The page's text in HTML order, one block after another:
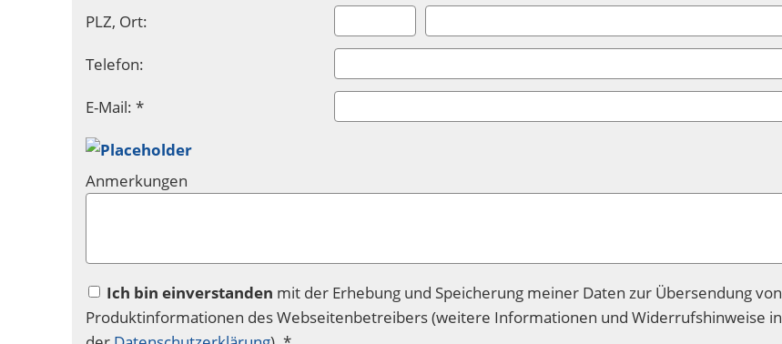
PLZ, Ort:
Telefon:
E-Mail: *
Anmerkungen
Ich bin einverstanden mit der Erhebung und Speicherung meiner Daten zur Übersendung von
Produktinformationen des Webseitenbetreibers (weitere Informationen und Widerrufshinweise in